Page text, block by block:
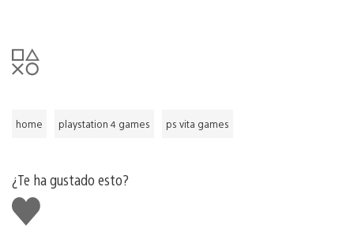
home playstation 4 games ps vita games
¿Te ha gustado esto?
Me
gusta